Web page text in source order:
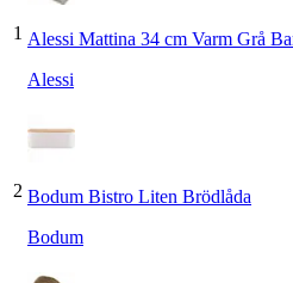
1 Alessi Mattina 34 cm Varm Grå
Alessi
2 Bodum Bistro Liten Brödlåda
Bodum